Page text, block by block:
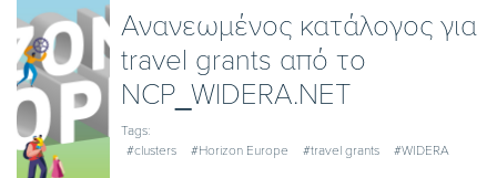
Ανανεωμένος κατάλογος για
travel grants από το
NCP_WIDERA.NET
Tags:
#clusters
#Horizon Europe #travel grants #WIDERA